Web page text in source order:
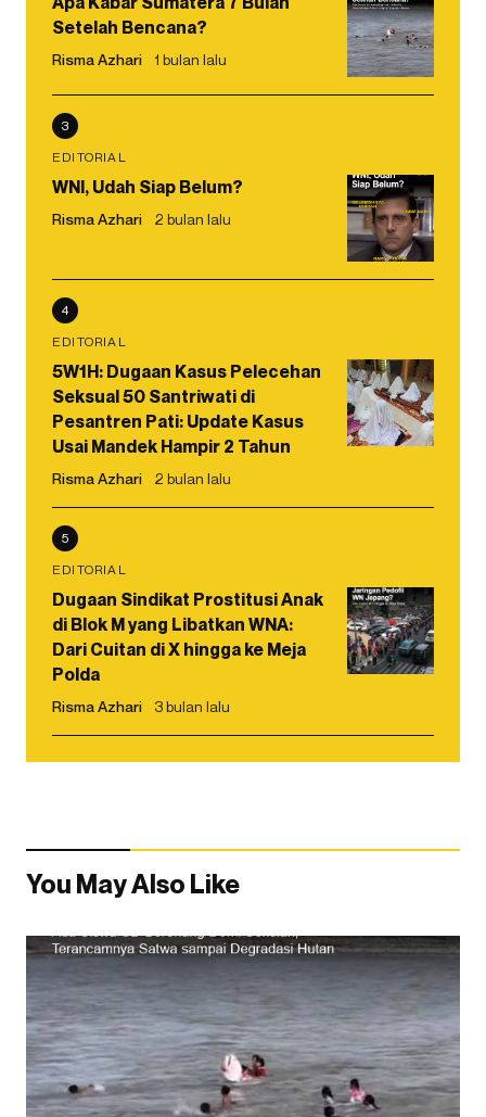
Setelah Bencana?
Risma Azhari 1 bulan lalu
3
EDITORIAL
WNI, Udah Siap Belum?
Risma Azhari 2 bulan lalu
4
EDITORIAL
5W1H: Dugaan Kasus Pelecehan
Seksual 50 Santriwati di
Pesantren Pati: Update Kasus
Usai Mandek Hampir 2 Tahun
Risma Azhari 2 bulan lalu
5
EDITORIAL
Dugaan Sindikat Prostitusi Anak
di Blok M yang Libatkan WNA:
Dari Cuitan di X hingga ke Meja
Polda
Risma Azhari 3 bulan lalu
You May Also Like